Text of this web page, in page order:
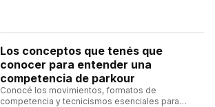
Los conceptos que tenés que
conocer para entender una
competencia de parkour
Conocé los movimientos, formatos de
competencia y tecnicismos esenciales para